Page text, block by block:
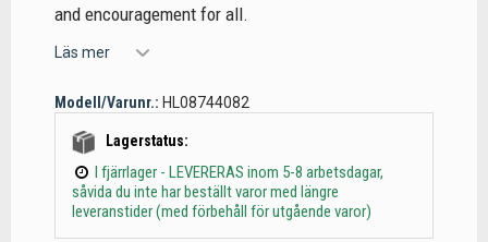
and encouragement for all.
Läs mer
Modell/Varunr.: HL08744082
Lagerstatus:
I fjärrlager - LEVERERAS inom 5-8 arbetsdagar,
såvida du inte har beställt varor med längre
leveranstider (med förbehåll för utgående varor)